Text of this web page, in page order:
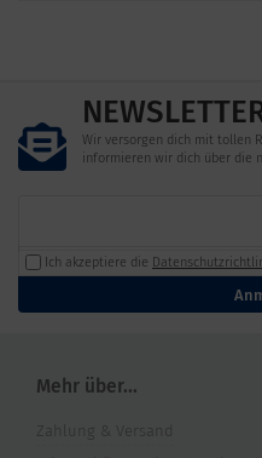
Wir versorgen dich mit tollen
informieren wir dich über die
Ich akzeptiere die
Mehr über...
Zahlung & Versand